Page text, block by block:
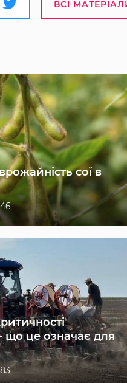
ВСІ
сої в
що це означає для